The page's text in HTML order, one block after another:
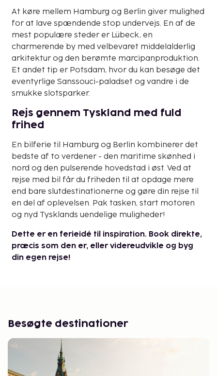
At køre mellem Hamburg og Berlin giver mulighed
for at lave spændende stop undervejs. En af de
mest populære steder er Lübeck, en
charmerende by med velbevaret middelalderlig
arkitektur og den berømte marcipanproduktion.
Et andet tip er Potsdam, hvor du kan besøge det
eventyrlige Sanssouci-paladset og vandre i de
smukke slotsparker.
Rejs gennem Tyskland med fuld
frihed
En bilferie til Hamburg og Berlin kombinerer det
bedste af to verdener - den maritime skønhed i
nord og den pulserende hovedstad i øst. Ved at
rejse med bil får du friheden til at opdage mere
end bare slutdestinationerne og gøre din rejse til
en del af oplevelsen. Pak tasken, start motoren
og nyd Tysklands uendelige muligheder!
Dette er en ferieidé til inspiration. Book direkte,
præcis som den er, eller videreudvikle og byg
din egen rejse!
Besøgte destinationer